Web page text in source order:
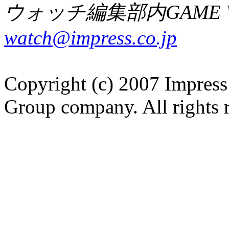
ウォッチ編集部内GAME
watch@impress.co.jp
Copyright (c) 2007
Group company. All rights